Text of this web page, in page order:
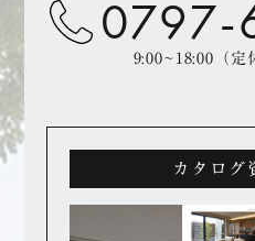
0797-
9:00~18:00（定
カタログ